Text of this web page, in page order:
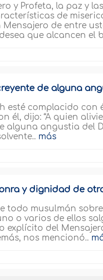
y Profeta, la paz y
de
de entre
que alcancen el
de alguna
esté complacido con
él, dijo: “A quien
alguna angustia del
más
y dignidad de
todo musulmán
o varios de ellos
explícito del
nos mencionó..